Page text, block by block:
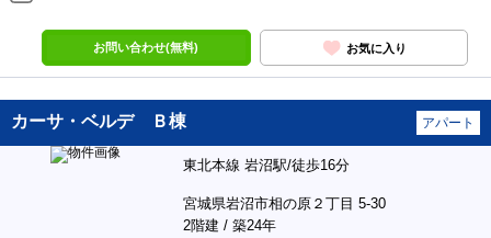
7.1万円 （管理費等1,300円）
敷 － / 礼 －
2階 / 2LDK / 62.87㎡
お問い合わせ(無料)
カーサ・ベルデ Ｂ棟